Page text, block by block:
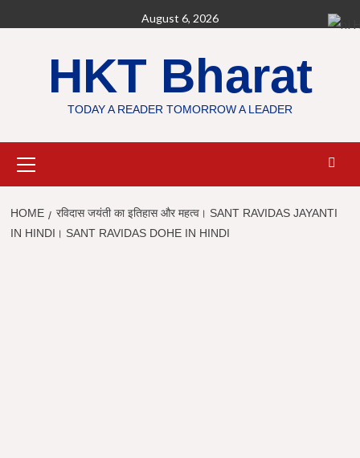
to
August 6, 2026
HKT Bharat
TODAY A READER TOMORROW A LEADER
Menu
HOME
रविदास जयंती का इतिहास और महत्व। SANT RAVIDAS JAYANTI
IN HINDI। SANT RAVIDAS DOHE IN HINDI